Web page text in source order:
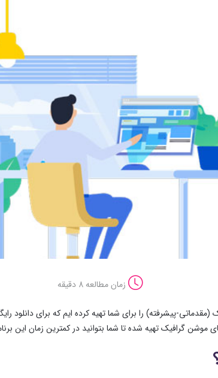
زمان مطالعه 8 دقیقه
گرافیک (مقدماتی-پیشرفته) را برای شما تهیه کرده ایم که برای
گرافیک تهیه شده تا شما بتوانید در کمترین زمان این